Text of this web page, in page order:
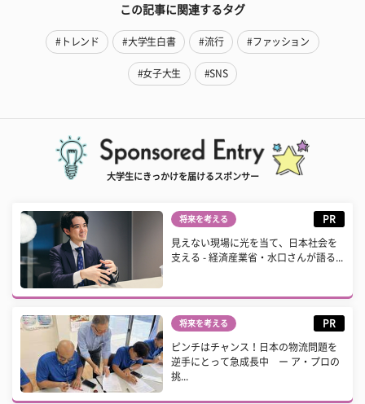
この記事に関連するタグ
#トレンド #大学生白書 #流行 #ファッション
#女子大生 #SNS
大学生にきっかけを届けるスポンサー
将来を考える PR
見えない現場に光を当て、日本社会を
支える - 経済産業省・水口さんが語る...
将来を考える PR
ピンチはチャンス！日本の物流問題を
逆手にとって急成長中 ー ア・プロの
挑...